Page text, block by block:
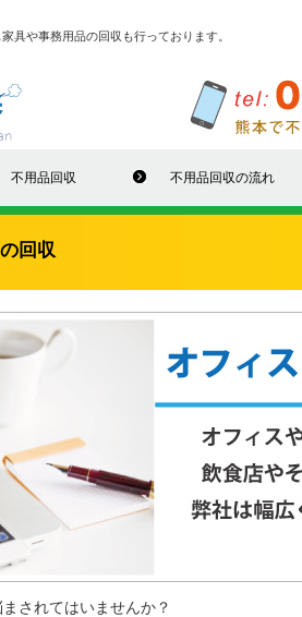
具や事務用品の回収も行っております。
不用品回収 不用品回収の流れ
回収
されてはいませんか？